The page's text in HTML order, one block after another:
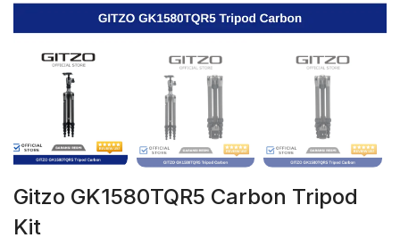
Gitzo GK1580TQR5 Carbon Tripod
Kit